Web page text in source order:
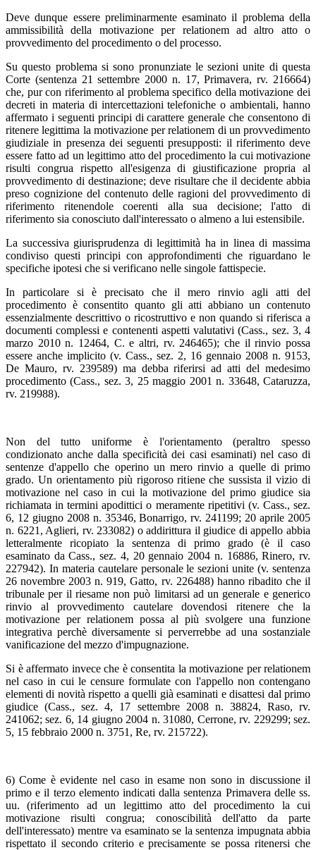
Deve dunque essere preliminarmente esaminato il problema della
ammissibilità della motivazione per relationem ad altro atto o
provvedimento del procedimento o del processo.
Su questo problema si sono pronunziate le sezioni unite di questa
Corte (sentenza 21 settembre 2000 n. 17, Primavera, rv. 216664)
che, pur con riferimento al problema specifico della motivazione dei
decreti in materia di intercettazioni telefoniche o ambientali, hanno
affermato i seguenti principi di carattere generale che consentono di
ritenere legittima la motivazione per relationem di un provvedimento
giudiziale in presenza dei seguenti presupposti: il riferimento deve
essere fatto ad un legittimo atto del procedimento la cui motivazione
risulti congrua rispetto all'esigenza di giustificazione propria al
provvedimento di destinazione; deve risultare che il decidente abbia
preso cognizione del contenuto delle ragioni del provvedimento di
riferimento ritenendole coerenti alla sua decisione; l'atto di
riferimento sia conosciuto dall'interessato o almeno a lui estensibile.
La successiva giurisprudenza di legittimità ha in linea di massima
condiviso questi principi con approfondimenti che riguardano le
specifiche ipotesi che si verificano nelle singole fattispecie.
In particolare si è precisato che il mero rinvio agli atti del
procedimento è consentito quanto gli atti abbiano un contenuto
essenzialmente descrittivo o ricostruttivo e non quando si riferisca a
documenti complessi e contenenti aspetti valutativi (Cass., sez. 3, 4
marzo 2010 n. 12464, C. e altri, rv. 246465); che il rinvio possa
essere anche implicito (v. Cass., sez. 2, 16 gennaio 2008 n. 9153,
De Mauro, rv. 239589) ma debba riferirsi ad atti del medesimo
procedimento (Cass., sez. 3, 25 maggio 2001 n. 33648, Cataruzza,
rv. 219988).
Non del tutto uniforme è l'orientamento (peraltro spesso
condizionato anche dalla specificità dei casi esaminati) nel caso di
sentenze d'appello che operino un mero rinvio a quelle di primo
grado. Un orientamento più rigoroso ritiene che sussista il vizio di
motivazione nel caso in cui la motivazione del primo giudice sia
richiamata in termini apodittici o meramente ripetitivi (v. Cass., sez.
6, 12 giugno 2008 n. 35346, Bonarrigo, rv. 241199; 20 aprile 2005
n. 6221, Aglieri, rv. 233082) o addirittura il giudice di appello abbia
letteralmente ricopiato la sentenza di primo grado (è il caso
esaminato da Cass., sez. 4, 20 gennaio 2004 n. 16886, Rinero, rv.
227942). In materia cautelare personale le sezioni unite (v. sentenza
26 novembre 2003 n. 919, Gatto, rv. 226488) hanno ribadito che il
tribunale per il riesame non può limitarsi ad un generale e generico
rinvio al provvedimento cautelare dovendosi ritenere che la
motivazione per relationem possa al più svolgere una funzione
integrativa perchè diversamente si perverrebbe ad una sostanziale
vanificazione del mezzo d'impugnazione.
Si è affermato invece che è consentita la motivazione per relationem
nel caso in cui le censure formulate con l'appello non contengano
elementi di novità rispetto a quelli già esaminati e disattesi dal primo
giudice (Cass., sez. 4, 17 settembre 2008 n. 38824, Raso, rv.
241062; sez. 6, 14 giugno 2004 n. 31080, Cerrone, rv. 229299; sez.
5, 15 febbraio 2000 n. 3751, Re, rv. 215722).
6) Come è evidente nel caso in esame non sono in discussione il
primo e il terzo elemento indicati dalla sentenza Primavera delle ss.
uu. (riferimento ad un legittimo atto del procedimento la cui
motivazione risulti congrua; conoscibilità dell'atto da parte
dell'interessato) mentre va esaminato se la sentenza impugnata abbia
rispettato il secondo criterio e precisamente se possa ritenersi che